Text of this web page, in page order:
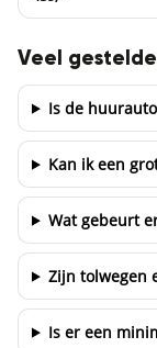
Veel
Is de
Kan ik een
Wat gebeurt
Zijn tolwegen
Is er een